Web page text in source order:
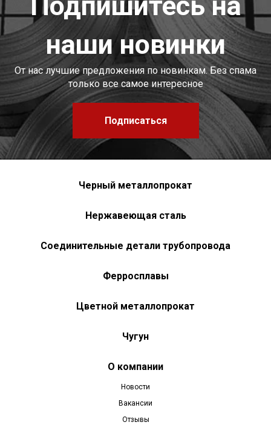
наши новинки
От нас лучшие предложения по новинкам. Без спама
только все самое интересное
Подписаться
Черный металлопрокат
Нержавеющая сталь
Соединительные детали трубопровода
Ферросплавы
Цветной металлопрокат
Чугун
О компании
Новости
Вакансии
Отзывы